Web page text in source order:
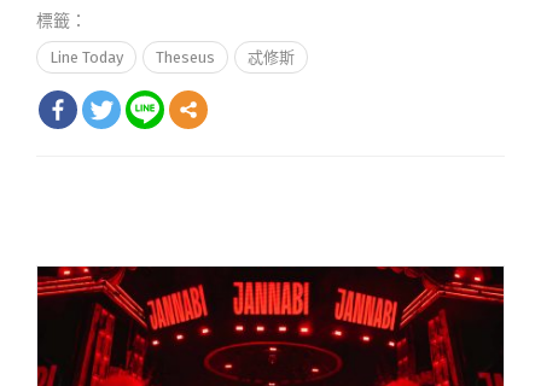
標籤：
Line Today Theseus 忒修斯